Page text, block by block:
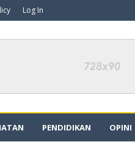
Log In
PENDIDIKAN OPINI